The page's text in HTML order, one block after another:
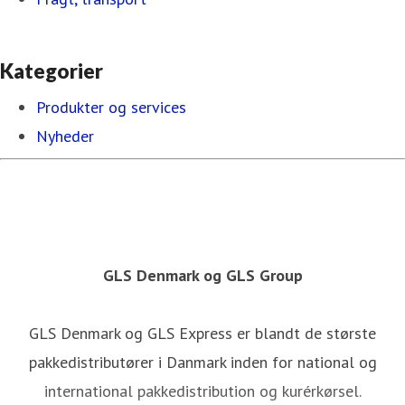
Kategorier
Produkter og services
Nyheder
GLS Denmark og GLS Group
GLS Denmark og GLS Express er blandt de største
pakkedistributører i Danmark inden for national og
international pakkedistribution og kurérkørsel.